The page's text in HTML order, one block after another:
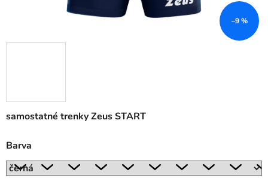
samostatné trenky Zeus START
Barva
–9 %